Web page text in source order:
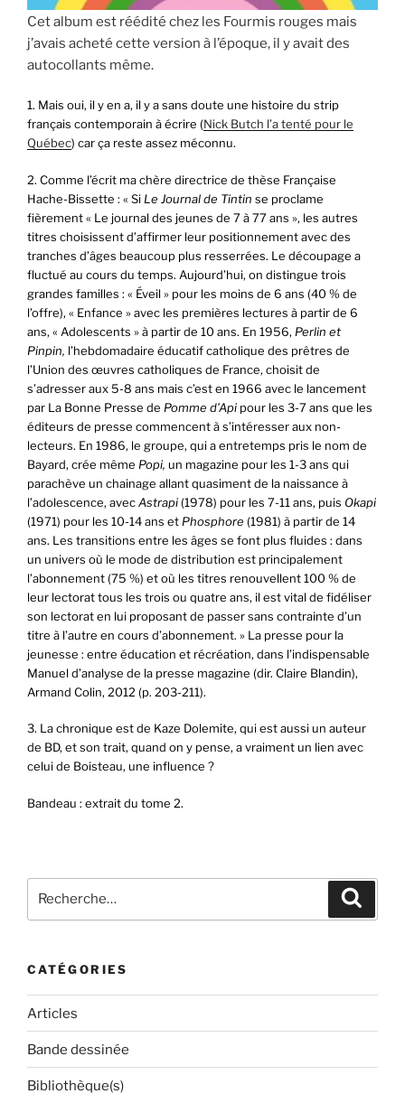
Cet album est réédité chez les Fourmis rouges mais
j’avais acheté cette version à l’époque, il y avait des
autocollants même.
1. Mais oui, il y en a, il y a sans doute une histoire du strip
français contemporain à écrire (Nick Butch l’a tenté pour le
Québec) car ça reste assez méconnu.
2. Comme l’écrit ma chère directrice de thèse Française
Hache-Bissette : « Si Le Journal de Tintin se proclame
fièrement « Le journal des jeunes de 7 à 77 ans », les autres
titres choisissent d’affirmer leur positionnement avec des
tranches d’âges beaucoup plus resserrées. Le découpage a
fluctué au cours du temps. Aujourd’hui, on distingue trois
grandes familles : « Éveil » pour les moins de 6 ans (40 % de
l’offre), « Enfance » avec les premières lectures à partir de 6
ans, « Adolescents » à partir de 10 ans. En 1956, Perlin et
Pinpin, l’hebdomadaire éducatif catholique des prêtres de
l’Union des œuvres catholiques de France, choisit de
s’adresser aux 5-8 ans mais c’est en 1966 avec le lancement
par La Bonne Presse de Pomme d’Api pour les 3-7 ans que les
éditeurs de presse commencent à s’intéresser aux non-
lecteurs. En 1986, le groupe, qui a entretemps pris le nom de
Bayard, crée même Popi, un magazine pour les 1-3 ans qui
parachève un chainage allant quasiment de la naissance à
l’adolescence, avecAstrapi (1978) pour les 7-11 ans, puis Okapi
(1971) pour les 10-14 ans et Phosphore (1981) à partir de 14
ans. Les transitions entre les âges se font plus fluides : dans
un univers où le mode de distribution est principalement
l’abonnement (75 %) et où les titres renouvellent 100 % de
leur lectorat tous les trois ou quatre ans, il est vital de fidéliser
son lectorat en lui proposant de passer sans contrainte d’un
titre à l’autre en cours d’abonnement. » La presse pour la
jeunesse : entre éducation et récréation, dans l’indispensable
Manuel d’analyse de la presse magazine (dir. Claire Blandin),
Armand Colin, 2012 (p. 203-211).
3. La chronique est de Kaze Dolemite, qui est aussi un auteur
de BD, et son trait, quand on y pense, a vraiment un lien avec
celui de Boisteau, une influence ?
Bandeau : extrait du tome 2.
pour
CATÉGORIES
Articles
Bande dessinée
Bibliothèque(s)